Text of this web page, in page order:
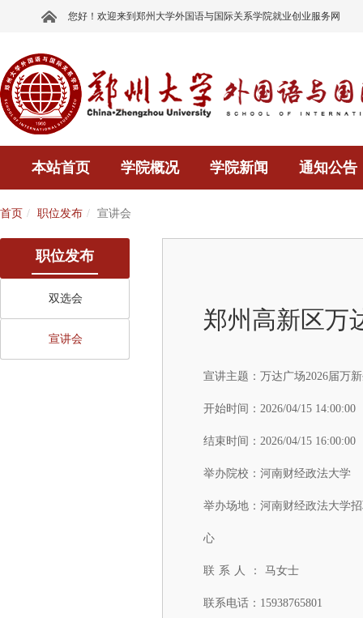
您好！欢迎来到郑州大学外国语与国际关系学院就业创业服务网
本站首页 学院概况 学院新闻 通知公告
首页 职位发布 宣讲会
职位发布
双选会
宣讲会
郑州高新区万
宣讲主题： 万达广场2026届万
开始时间： 2026/04/15 14:00:00
结束时间： 2026/04/15 16:00:00
举办院校： 河南财经政法大学
举办场地： 河南财经政法大学
心
联系人： 马女士
联系电话： 15938765801